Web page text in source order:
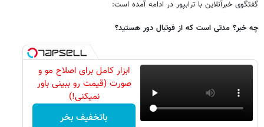
گفتگوی خبرآنلاین با ترابپور در ادامه آمده است:
چه خبر؟ مدتی است که از فوتبال دور هستید؟
ابزار کامل برای اصلاح مو و
صورت (قیمت رو ببینی باور
نمیکنی!)
باتخفیف بخر